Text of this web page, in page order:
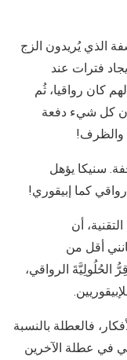
الذي يُريدون الزج
فترات عند
كان رواقيا، ثُم
كان كل شيء دفعة
والظرف!
سنيكا يؤهل
كما إبيقوري!
أن
أقل من
الحُلُولِيَّةَ الرواقي،
فالعطلة بالنسبة
في عطلة الآخرين